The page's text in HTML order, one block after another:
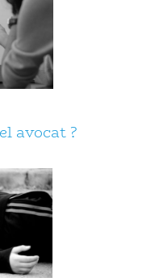
avocat ?